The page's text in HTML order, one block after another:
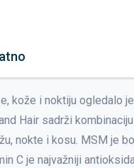
kože i noktiju ogledalo
Hair sadrži
nokte i kosu. MSM je
C je najvažniji